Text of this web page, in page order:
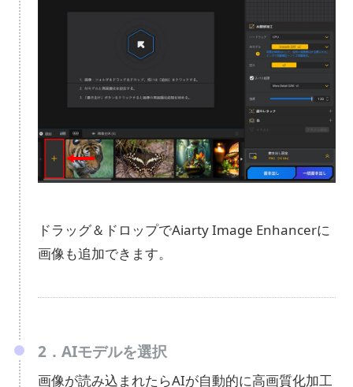
ドラッグ＆ドロップでAiarty Image Enhancerに
画像も追加できます。
2．AIモデルを選択
画像が読み込まれたらAIが自動的に高画質化加工